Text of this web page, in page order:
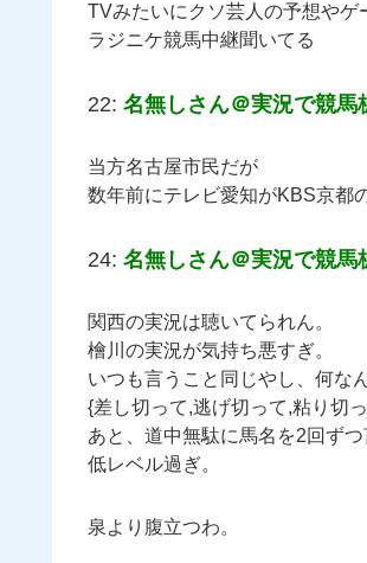
TVみたいにクソ芸人の予想やゲ
ラジニケ競馬中継聞いてる
22: 名無しさん＠実況で競馬
当方名古屋市民だが
数年前にテレビ愛知がKBS京都
24: 名無しさん＠実況で競馬
関西の実況は聴いてられん。
檜川の実況が気持ち悪すぎ。
いつも言うこと同じやし、何な
{差し切って,逃げ切って,粘り切
あと、道中無駄に馬名を2回ずつ
低レベル過ぎ。
泉より腹立つわ。